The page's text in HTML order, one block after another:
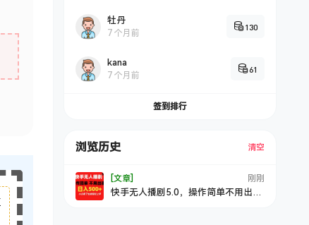
牡丹
7 个月前
130
kana
7 个月前
61
签到排行
浏览历史 清空
[文章] 刚刚
快手无人播剧5.0，操作简单不用出